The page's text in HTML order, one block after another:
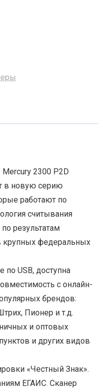
2300 P2D
в новую серию
работают по
считывания
результатам
крупных федеральных
по USB, доступна
с онлайн-
брендов:
Пионер и т.д.
и оптовых
и других видов
«Честный Знак».
ЕГАИС. Сканер